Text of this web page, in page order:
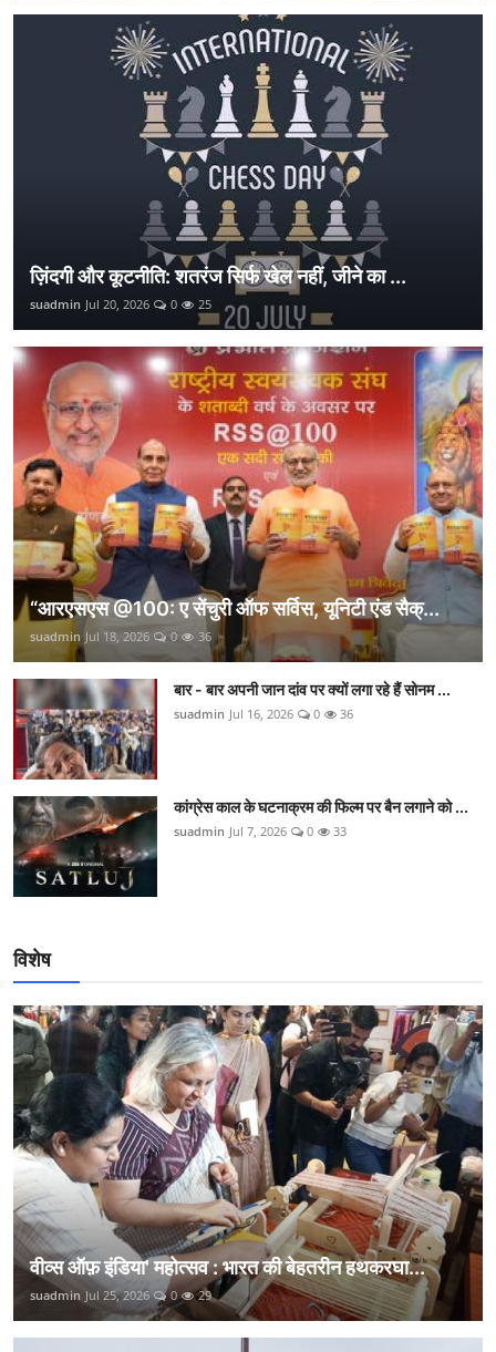
ज़िंदगी और कूटनीति: शतरंज सिर्फ खेल नहीं, जीने का ...
suadmin Jul 20, 2026 0 25
“आरएसएस @100: ए सेंचुरी ऑफ सर्विस, यूनिटी एंड सैक्...
suadmin Jul 18, 2026 0 36
बार - बार अपनी जान दांव पर क्यों लगा रहे हैं सोनम ...
suadmin Jul 16, 2026 0 36
कांग्रेस काल के घटनाक्रम की फिल्म पर बैन लगाने को ...
suadmin Jul 7, 2026 0 33
विशेष
वीव्स ऑफ़ इंडिया' महोत्सव : भारत की बेहतरीन हथकरघा...
suadmin Jul 25, 2026 0 29